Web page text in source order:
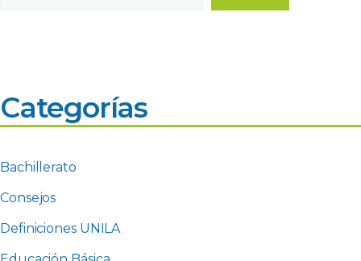
Categorías
Bachillerato
Consejos
Definiciones UNILA